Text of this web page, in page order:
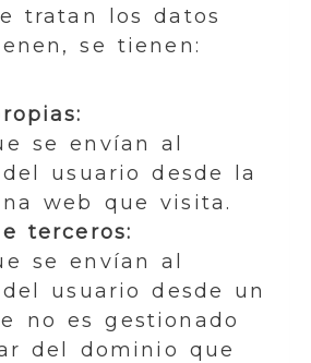
tratan los datos
se tienen:
se envían al
usuario desde la
web que visita.
terceros:
se envían al
usuario desde un
no es gestionado
del dominio que